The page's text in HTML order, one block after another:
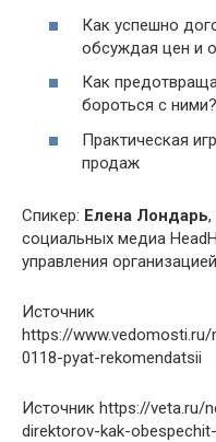
Как успешно
обсуждая цен и
Как
бороться с ними?
Практическая
продаж
Спикер: Елена Лондарь,
социальных медиа
управления
Источник
https://
0118-pyat-rekomendatsii
Источник https://veta.ru/
direktorov-kak-